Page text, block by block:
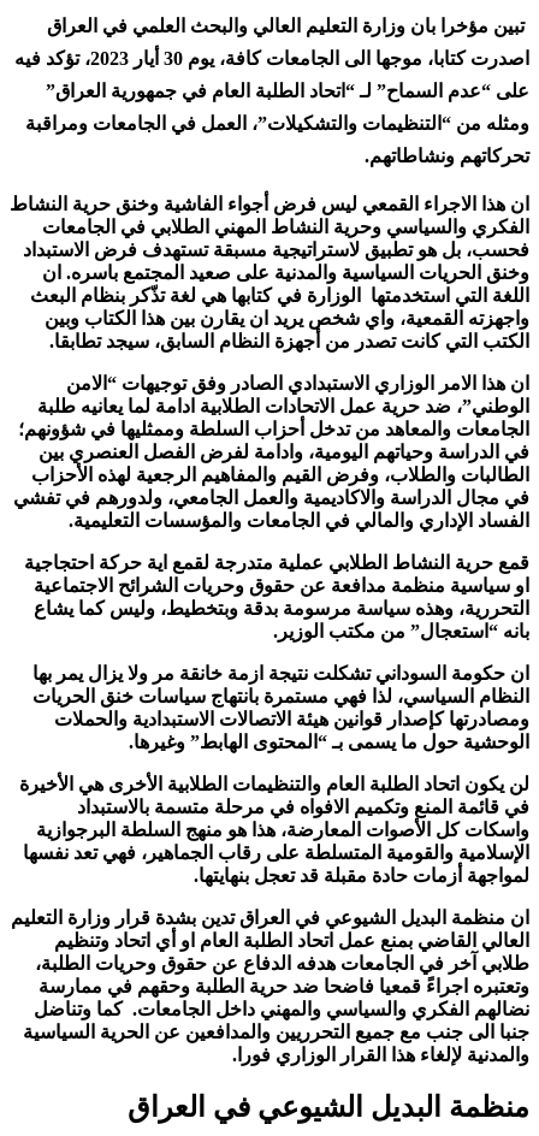
تبين مؤخرا بان وزارة التعليم العالي والبحث العلمي في العراق
اصدرت كتابا، موجها الى الجامعات كافة، يوم 30 أيار 2023، تؤكد فيه
على “عدم السماح” لـ “اتحاد الطلبة العام في جمهورية العراق”
ومثله من “التنظيمات والتشكيلات”، العمل في الجامعات ومراقبة
تحركاتهم ونشاطاتهم.
ان هذا الاجراء القمعي ليس فرض أجواء الفاشية وخنق حرية النشاط
الفكري والسياسي وحرية النشاط المهني الطلابي في الجامعات
فحسب، بل هو تطبيق لاستراتيجية مسبقة تستهدف فرض الاستبداد
وخنق الحريات السياسية والمدنية على صعيد المجتمع باسره. ان
اللغة التي استخدمتها الوزارة في كتابها هي لغة تذّكر بنظام البعث
واجهزته القمعية، واي شخص يريد ان يقارن بين هذا الكتاب وبين
الكتب التي كانت تصدر من أجهزة النظام السابق، سيجد تطابقا.
ان هذا الامر الوزاري الاستبدادي الصادر وفق توجيهات “الامن
الوطني”، ضد حرية عمل الاتحادات الطلابية ادامة لما يعانيه طلبة
الجامعات والمعاهد من تدخل أحزاب السلطة وممثليها في شؤونهم؛
في الدراسة وحياتهم اليومية، وادامة لفرض الفصل العنصري بين
الطالبات والطلاب، وفرض القيم والمفاهيم الرجعية لهذه الأحزاب
في مجال الدراسة والاكاديمية والعمل الجامعي، ولدورهم في تفشي
الفساد الإداري والمالي في الجامعات والمؤسسات التعليمية.
قمع حرية النشاط الطلابي عملية متدرجة لقمع اية حركة احتجاجية
او سياسية منظمة مدافعة عن حقوق وحريات الشرائح الاجتماعية
التحررية، وهذه سياسة مرسومة بدقة وبتخطيط، وليس كما يشاع
بانه “استعجال” من مكتب الوزير.
ان حكومة السوداني تشكلت نتيجة ازمة خانقة مر ولا يزال يمر بها
النظام السياسي، لذا فهي مستمرة بانتهاج سياسات خنق الحريات
ومصادرتها كإصدار قوانين هيئة الاتصالات الاستبدادية والحملات
الوحشية حول ما يسمى بـ “المحتوى الهابط” وغيرها.
لن يكون اتحاد الطلبة العام والتنظيمات الطلابية الأخرى هي الأخيرة
في قائمة المنع وتكميم الافواه في مرحلة متسمة بالاستبداد
واسكات كل الأصوات المعارضة، هذا هو منهج السلطة البرجوازية
الإسلامية والقومية المتسلطة على رقاب الجماهير، فهي تعد نفسها
لمواجهة أزمات حادة مقبلة قد تعجل بنهايتها.
ان منظمة البديل الشيوعي في العراق تدين بشدة قرار وزارة التعليم
العالي القاضي بمنع عمل اتحاد الطلبة العام او أي اتحاد وتنظيم
طلابي آخر في الجامعات هدفه الدفاع عن حقوق وحريات الطلبة،
وتعتبره اجراءً قمعيا فاضحا ضد حرية الطلبة وحقهم في ممارسة
نضالهم الفكري والسياسي والمهني داخل الجامعات. كما وتناضل
جنبا الى جنب مع جميع التحرريين والمدافعين عن الحرية السياسية
والمدنية لإلغاء هذا القرار الوزاري فورا.
منظمة البديل الشيوعي في العراق